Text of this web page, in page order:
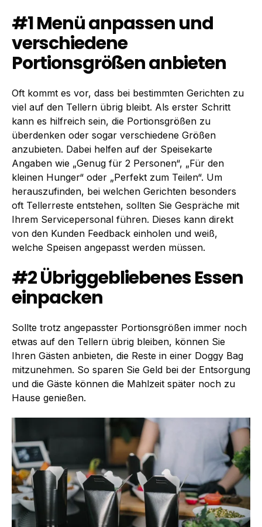
#1 Menü anpassen und
verschiedene
Portionsgrößen anbieten
Oft kommt es vor, dass bei bestimmten Gerichten zu
viel auf den Tellern übrig bleibt. Als erster Schritt
kann es hilfreich sein, die Portionsgrößen zu
überdenken oder sogar verschiedene Größen
anzubieten. Dabei helfen auf der Speisekarte
Angaben wie „Genug für 2 Personen“, „Für den
kleinen Hunger“ oder „Perfekt zum Teilen“. Um
herauszufinden, bei welchen Gerichten besonders
oft Tellerreste entstehen, sollten Sie Gespräche mit
Ihrem Servicepersonal führen. Dieses kann direkt
von den Kunden Feedback einholen und weiß,
welche Speisen angepasst werden müssen.
#2 Übriggebliebenes Essen
einpacken
Sollte trotz angepasster Portionsgrößen immer noch
etwas auf den Tellern übrig bleiben, können Sie
Ihren Gästen anbieten, die Reste in einer Doggy Bag
mitzunehmen. So sparen Sie Geld bei der Entsorgung
und die Gäste können die Mahlzeit später noch zu
Hause genießen.